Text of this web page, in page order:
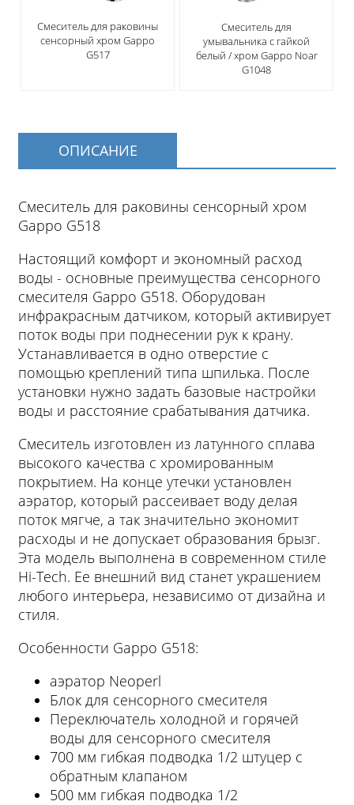
Смеситель для раковины
сенсорный хром Gappo
G517
Смеситель для
умывальника с гайкой
белый / хром Gappo Noar
G1048
ОПИСАНИЕ
Смеситель для раковины сенсорный хром
Gappo G518
Настоящий комфорт и экономный расход
воды - основные преимущества сенсорного
смесителя Gappo G518. Оборудован
инфракрасным датчиком, который активирует
поток воды при поднесении рук к крану.
Устанавливается в одно отверстие с
помощью креплений типа шпилька. После
установки нужно задать базовые настройки
воды и расстояние срабатывания датчика.
Смеситель изготовлен из латунного сплава
высокого качества с хромированным
покрытием. На конце утечки установлен
аэратор, который рассеивает воду делая
поток мягче, а так значительно экономит
расходы и не допускает образования брызг.
Эта модель выполнена в современном стиле
Hi-Tech. Ее внешний вид станет украшением
любого интерьера, независимо от дизайна и
стиля.
Особенности Gappo G518:
аэратор Neoperl
Блок для сенсорного смесителя
Переключатель холодной и горячей
воды для сенсорного смесителя
700 мм гибкая подводка 1/2 штуцер с
обратным клапаном
500 мм гибкая подводка 1/2